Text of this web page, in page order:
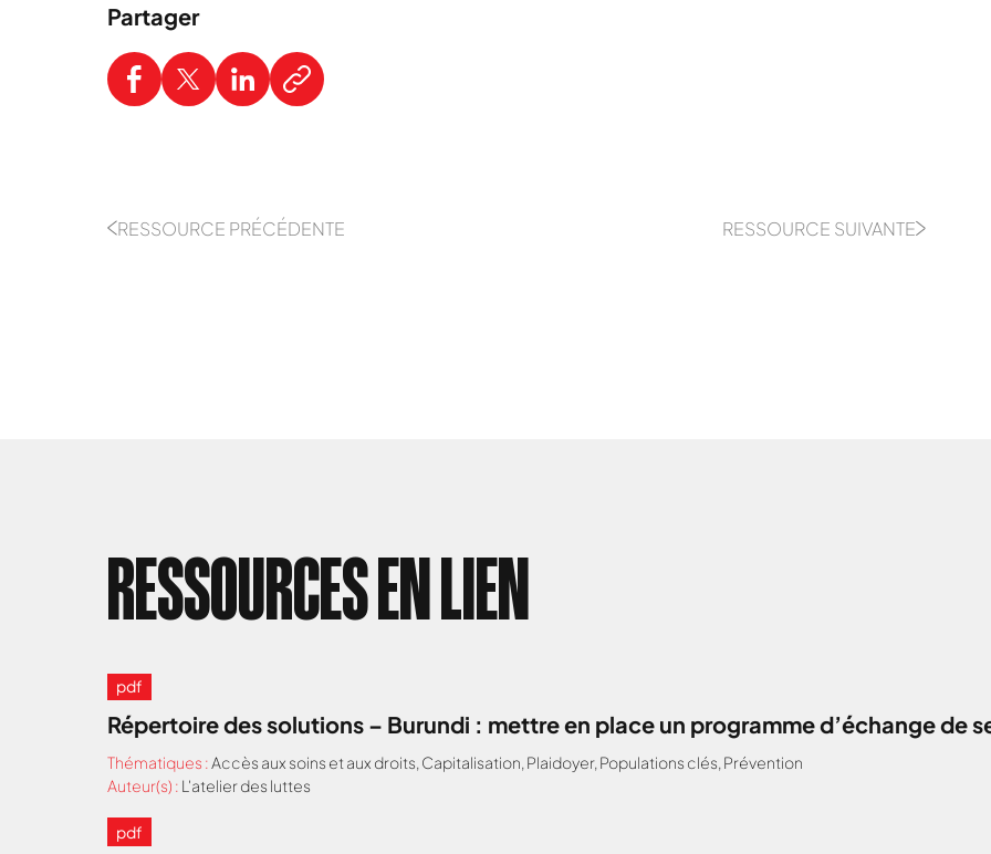
Partager
RESSOURCE PRÉCÉDENTE RESSOURCE SUIVANTE
RESSOURCES EN LIEN
pdf
Répertoire des solutions – Burundi : mettre en place un programme d’échange de
Thématiques :Accès aux soins et aux droits, Capitalisation, Plaidoyer, Populations clés, Prévention
Auteur(s) : L'atelier des luttes
pdf